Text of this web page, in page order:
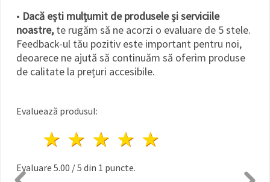
• Dacă ești mulțumit de produsele și serviciile
noastre,te rugăm să ne acorzi o evaluare de 5 stele.
Feedback-ul tău pozitiv este important pentru noi,
deoarece ne ajută să continuăm să oferim produse
de calitate la prețuri accesibile.
Evaluează produsul:
4 stele
3 stele
2 stele
1 stea
Evaluare 5.00 /5 din 1 puncte.